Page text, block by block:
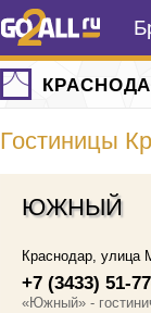
Гостиницы
ЮЖНЫЙ
Краснодар, улица
+7 (3433) 51-
«Южный» -